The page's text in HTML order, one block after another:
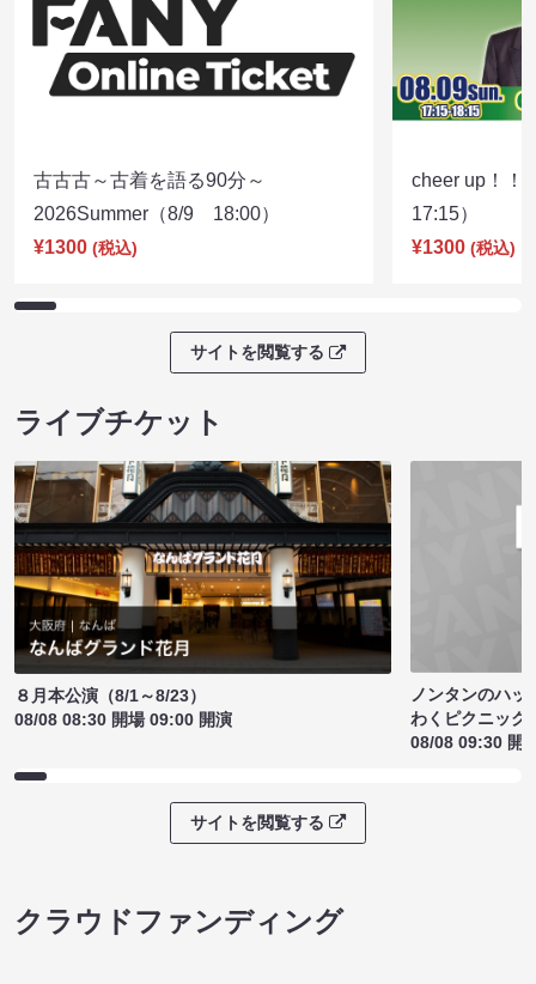
古古古～古着を語る90分～
2026Summer（8/9 18:00）
¥1300 (税込)
cheer up！
17:15）
¥1300 (税込)
サイトを閲覧する
ライブチケット
８月本公演（8/1～8/23）
08/08 08:30 開場 09:00 開演
ノンタンのハッ
わくピクニック
08/08 09:30 開
サイトを閲覧する
クラウドファンディング